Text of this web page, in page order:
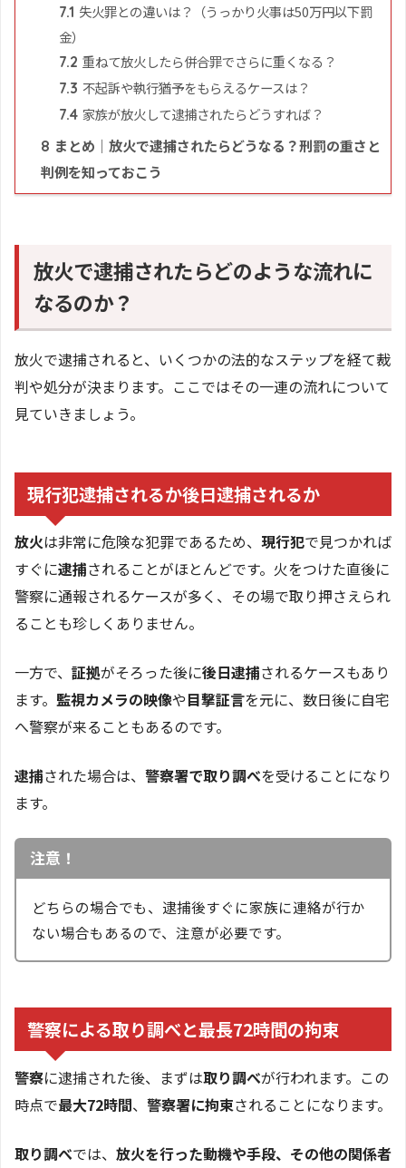
7.1 失火罪との違いは？（うっかり火事は50万円以下罰
金）
7.2 重ねて放火したら併合罪でさらに重くなる？
7.3 不起訴や執行猶予をもらえるケースは？
7.4 家族が放火して逮捕されたらどうすれば？
8 まとめ｜放火で逮捕されたらどうなる？刑罰の重さと
判例を知っておこう
放火で逮捕されたらどのような流れに
なるのか？
放火で逮捕されると、いくつかの法的なステップを経て裁
判や処分が決まります。ここではその一連の流れについて
見ていきましょう。
現行犯逮捕されるか後日逮捕されるか
放火は非常に危険な犯罪であるため、 現行犯で見つかれば
すぐに逮捕されることがほとんどです。火をつけた直後に
警察に通報されるケースが多く、その場で取り押さえられ
ることも珍しくありません。
一方で、 証拠がそろった後に後日逮捕されるケースもあり
ます。 監視カメラの映像や目撃証言を元に、数日後に自宅
へ警察が来ることもあるのです。
逮捕された場合は、 警察署で取り調べを受けることになり
ます。
注意！
どちらの場合でも、逮捕後すぐに家族に連絡が行か
ない場合もあるので、注意が必要です。
警察による取り調べと最長72時間の拘束
警察に逮捕された後、まずは取り調べが行われます。この
時点で最大72時間、 警察署に拘束されることになります。
取り調べでは、 放火を行った動機や手段、その他の関係者